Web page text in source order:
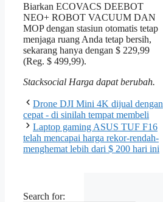
Biarkan ECOVACS DEEBOT
NEO+ ROBOT VACUUM DAN
MOP dengan stasiun otomatis tetap
menjaga ruang Anda tetap bersih,
sekarang hanya dengan $ 229,99
(Reg. $ 499,99).
Stacksocial Harga dapat berubah.
Drone DJI Mini 4K dijual dengan
cepat - di sinilah tempat membeli
Laptop gaming ASUS TUF F16
telah mencapai harga rekor-rendah-
menghemat lebih dari $ 200 hari ini
Search for: